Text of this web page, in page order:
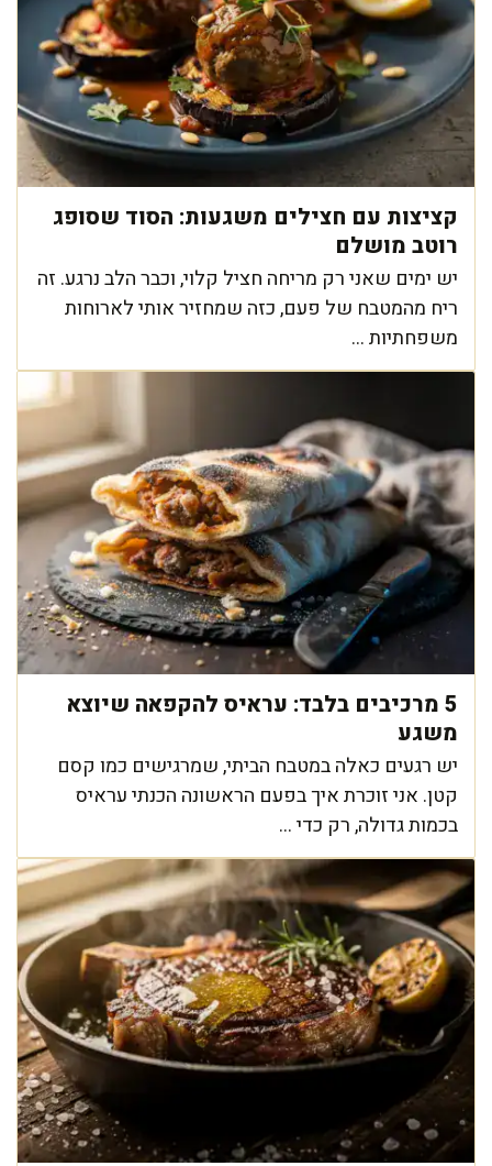
קציצות עם חצילים משגעות: הסוד שסופג
רוטב מושלם
יש ימים שאני רק מריחה חציל קלוי, וכבר הלב נרגע. זה
ריח מהמטבח של פעם, כזה שמחזיר אותי לארוחות
משפחתיות ...
5 מרכיבים בלבד: עראיס להקפאה שיוצא
משגע
יש רגעים כאלה במטבח הביתי, שמרגישים כמו קסם
קטן. אני זוכרת איך בפעם הראשונה הכנתי עראיס
בכמות גדולה, רק כדי ...